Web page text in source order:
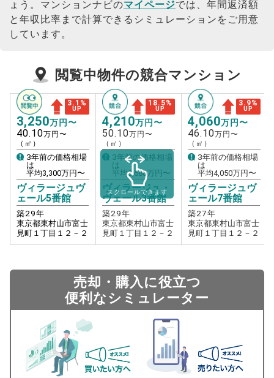
ょう。 マンションナビのマイページでは、年間返済額
と年収比率まで計算できるシミュレーションをご用意
しています。
閲覧中物件の競合マンション
3.1 %
UP
3,250万円〜
40.10万円〜
（㎡）
3年前の価格相場
は
平均3,300万円〜
ヴィラージュヴ
ェール5番館
築29年
東京都東村山市富士
見町１丁目１２－２
18.5%
UP
4,210万円〜
50.10万円〜
（㎡）
3年前の価格相場
は
平均3,680万円〜
ヴィラージュ・
ヴェール3番館
築29年
東京都東村山市富士
見町１丁目１２－２
3.9%
UP
4,060万円〜
46.10万円〜
（㎡）
3年前の価格相場
は
平均4,050万円〜
ヴィラージュヴ
ェール7番館
築27年
東京都東村山市富士
見町１丁目１２－２
スクロールできます
売却・購入に役立つ
便利なシミュレーター